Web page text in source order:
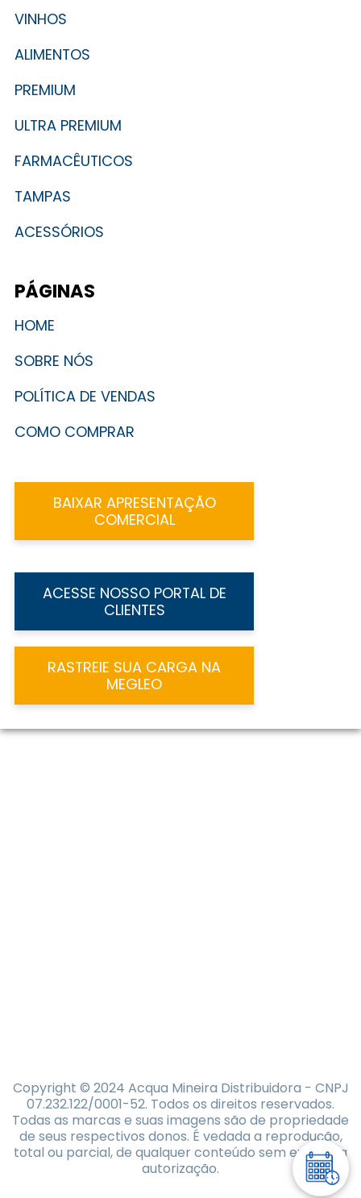
VINHOS
ALIMENTOS
PREMIUM
ULTRA PREMIUM
FARMACÊUTICOS
TAMPAS
ACESSÓRIOS
PÁGINAS
HOME
SOBRE NÓS
POLÍTICA DE VENDAS
COMO COMPRAR
BAIXAR APRESENTAÇÃO
COMERCIAL
ACESSE NOSSO PORTAL DE
CLIENTES
RASTREIE SUA CARGA NA
MEGLEO
Copyright © 2024 Acqua Mineira Distribuidora - CNPJ
07.232.122/0001-52. Todos os direitos reservados.
Todas as marcas e suas imagens são de propriedade
de seus respectivos donos. É vedada a reprodução,
total ou parcial, de qualquer conteúdo sem expressa
autorização.